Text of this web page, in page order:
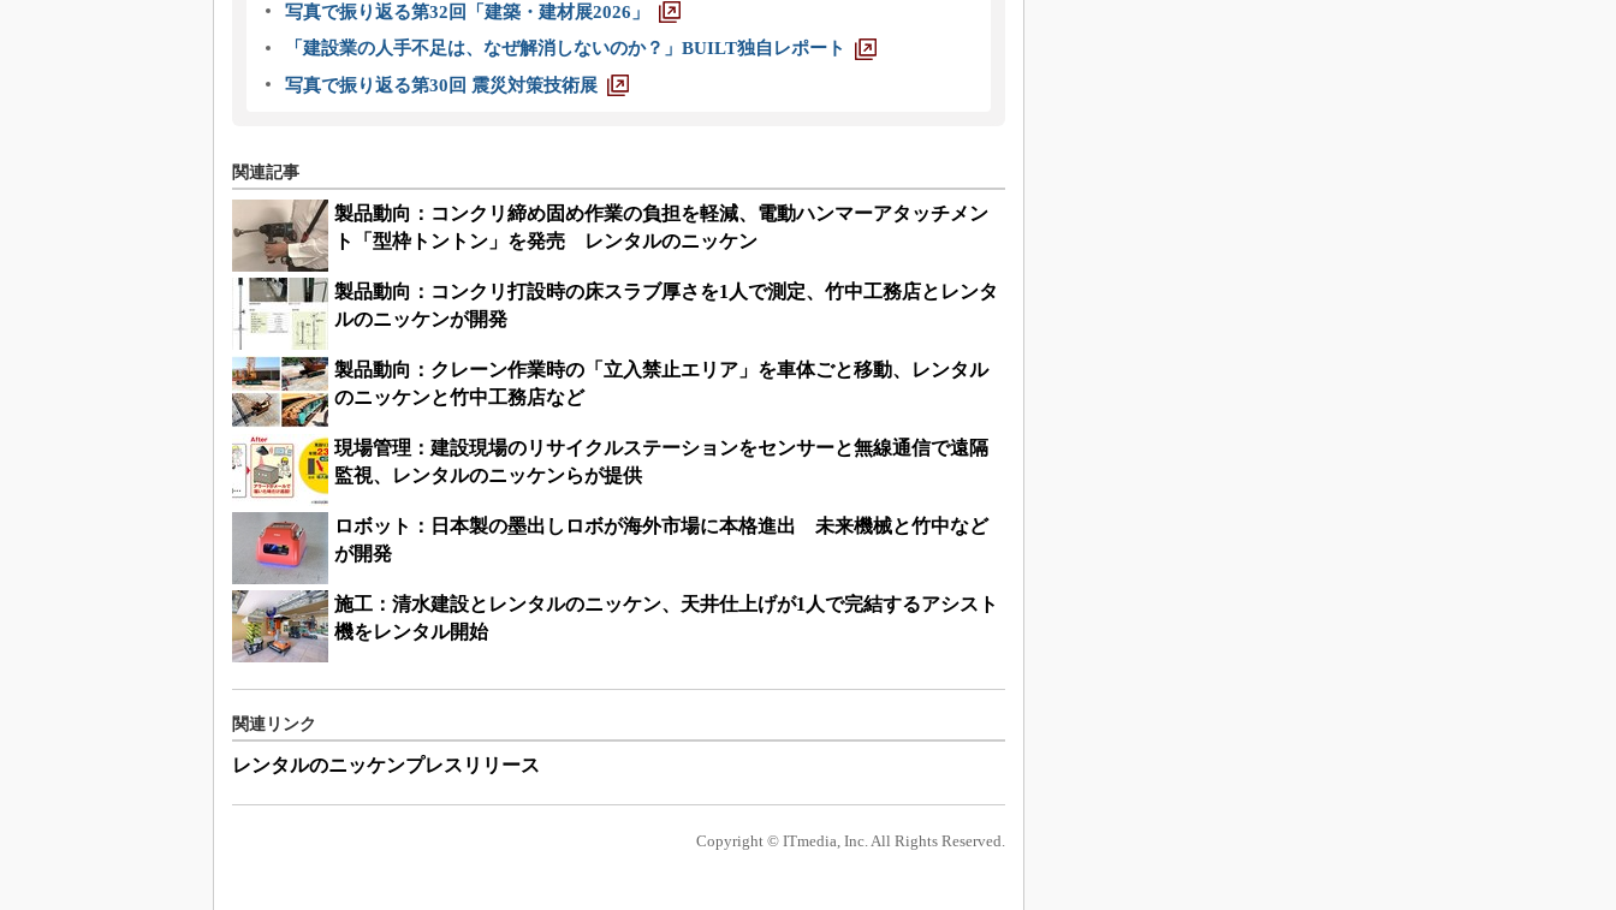
写真で振り返る第32回「建築・建材展2026」
「建設業の人手不足は、なぜ解消しないのか？」BUILT独自レポート
写真で振り返る第30回 震災対策技術展
関連記事
製品動向：コンクリ締め固め作業の負担を軽減、電動ハンマーアタッチメン
ト「型枠トントン」を発売 レンタルのニッケン
製品動向：コンクリ打設時の床スラブ厚さを1人で測定、竹中工務店とレンタ
ルのニッケンが開発
製品動向：クレーン作業時の「立入禁止エリア」を車体ごと移動、レンタル
のニッケンと竹中工務店など
現場管理：建設現場のリサイクルステーションをセンサーと無線通信で遠隔
監視、レンタルのニッケンらが提供
ロボット：日本製の墨出しロボが海外市場に本格進出 未来機械と竹中など
が開発
施工：清水建設とレンタルのニッケン、天井仕上げが1人で完結するアシスト
機をレンタル開始
関連リンク
レンタルのニッケンプレスリリース
Copyright © ITmedia, Inc. All Rights Reserved.